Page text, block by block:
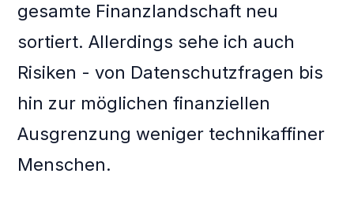
gesamte Finanzlandschaft neu
sortiert. Allerdings sehe ich auch
Risiken - von Datenschutzfragen bis
hin zur möglichen finanziellen
Ausgrenzung weniger technikaffiner
Menschen.